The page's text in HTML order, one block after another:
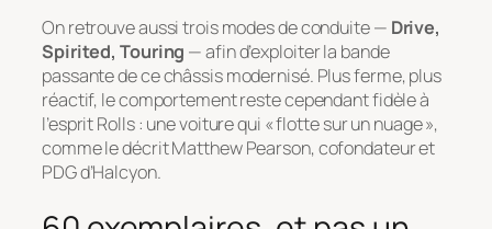
On retrouve aussi trois modes de conduite — Drive,
Spirited, Touring — afin d’exploiter la bande
passante de ce châssis modernisé. Plus ferme, plus
réactif, le comportement reste cependant fidèle à
l’esprit Rolls : une voiture qui « flotte sur un nuage »,
comme le décrit Matthew Pearson, cofondateur et
PDG d’Halcyon.